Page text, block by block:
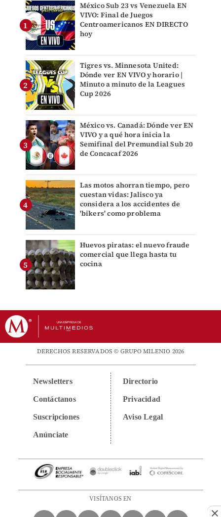
México Sub 23 vs Venezuela EN
VIVO: Final de Juegos
Centroamericanos EN DIRECTO
hoy
Tigres vs. Minnesota United:
Dónde ver EN VIVO y horario |
Minuto a minuto de la Leagues
Cup 2026
México vs. Canadá: Dónde ver EN
VIVO y a qué hora inicia la
Semifinal del Premundial Sub 20
de Concacaf 2026
Las motos ahorran tiempo, pero
cuestan vidas: Jalisco ya
considera a los accidentes de
'bikers' como problema
Huevos piratas: el nuevo fraude
comercial que llega hasta tu
cocina
DERECHOS RESERVADOS © GRUPO MILENIO 2026
Newsletters
Contáctanos
Suscripciones
Anúnciate
Directorio
Privacidad
Aviso Legal
VISÍTANOS EN